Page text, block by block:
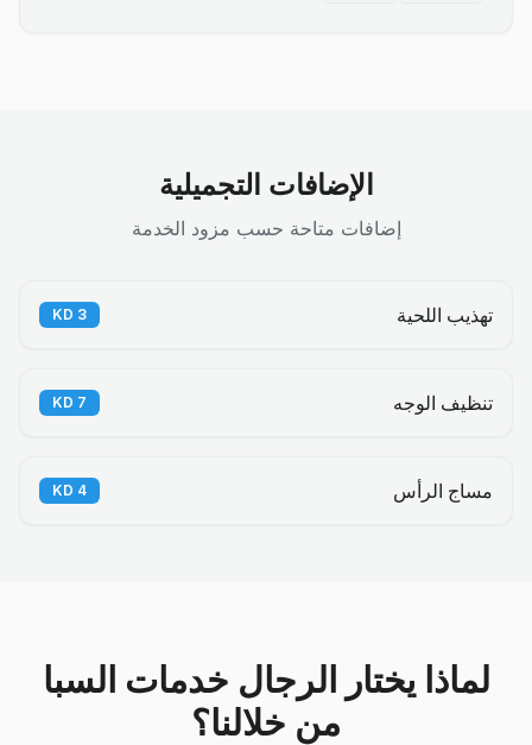
الإضافات التجميلية
إضافات متاحة حسب مزود الخدمة
تهذيب اللحية 3
KD
تنظيف الوجه 7
KD
مساج الرأس 4
KD
لماذا يختار الرجال خدمات السبا
من خلالنا؟